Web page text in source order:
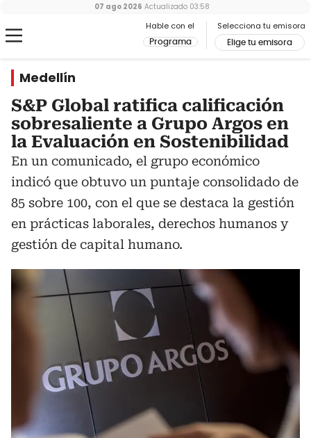
Hable con el
Programa
Selecciona tu emisora
Elige tu emisora
07 ago 2026 Actualizado 03:58
Medellín
S&P Global ratifica calificación
sobresaliente a Grupo Argos en
la Evaluación en Sostenibilidad
En un comunicado, el grupo económico
indicó que obtuvo un puntaje consolidado de
85 sobre 100, con el que se destaca la gestión
en prácticas laborales, derechos humanos y
gestión de capital humano.